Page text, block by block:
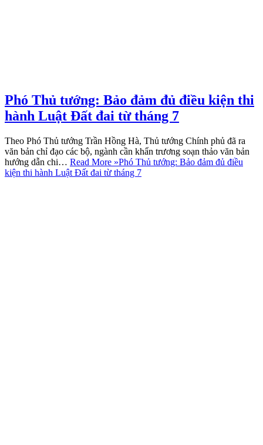
Phó Thủ tướng: Bảo đảm đủ điều kiện thi
hành Luật Đất đai từ tháng 7
Theo Phó Thủ tướng Trần Hồng Hà, Thủ tướng Chính phủ đã ra
văn bản chỉ đạo các bộ, ngành cần khẩn trương soạn thảo văn bản
hướng dẫn chi… Read More »Phó Thủ tướng: Bảo đảm đủ điều
kiện thi hành Luật Đất đai từ tháng 7